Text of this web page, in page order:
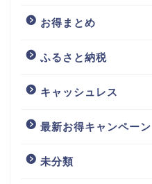
お得まとめ
ふるさと納税
キャッシュレス
最新お得キャンペーン
未分類